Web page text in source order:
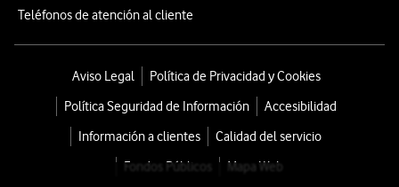
Teléfonos de atención al cliente
Aviso Legal
Política de Privacidad y Cookies
Política Seguridad de Información
Accesibilidad
Información a clientes
Calidad del servicio
Fondos Públicos
Mapa Web